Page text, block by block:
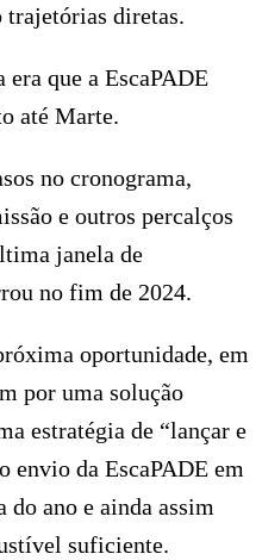
trajetórias diretas.
que a EscaPADE
até Marte.
no cronograma,
e outros percalços
janela de
no fim de 2024.
oportunidade, em
por uma solução
estratégia de “lançar e
envio da EscaPADE em
do ano e ainda assim
suficiente.